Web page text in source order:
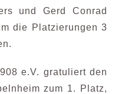
und Gerd Conrad
die Platzierungen 3
e.V. gratuliert den
zum 1. Platz,